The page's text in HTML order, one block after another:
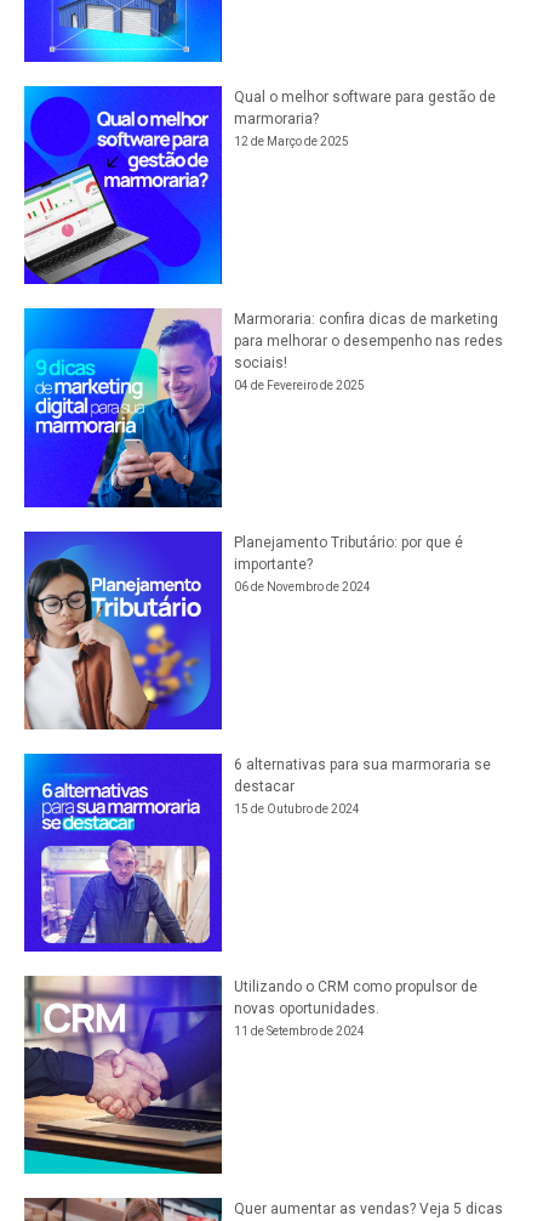
Qual o melhor software para gestão de
marmoraria?
12 de Março de 2025
Marmoraria: confira dicas de marketing
para melhorar o desempenho nas redes
sociais!
04 de Fevereiro de 2025
Planejamento Tributário: por que é
importante?
06 de Novembro de 2024
6 alternativas para sua marmoraria se
destacar
15 de Outubro de 2024
Utilizando o CRM como propulsor de
novas oportunidades.
11 de Setembro de 2024
Quer aumentar as vendas? Veja 5 dicas